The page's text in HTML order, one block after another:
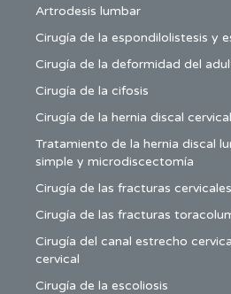
Artrodesis lumbar
Cirugía de la espondilolistesis y
Cirugía de la deformidad del
Cirugía de la cifosis
Cirugía de la hernia discal cervical
Tratamiento de la hernia discal
simple y microdiscectomía
Cirugía de las fracturas cervicales
Cirugía de las fracturas
Cirugía del canal estrecho
cervical
Cirugía de la escoliosis